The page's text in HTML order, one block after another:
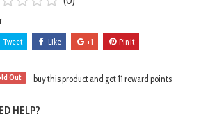
Tweet
Like +1 Pin it
Out buy this product and get 11 reward points
HELP?